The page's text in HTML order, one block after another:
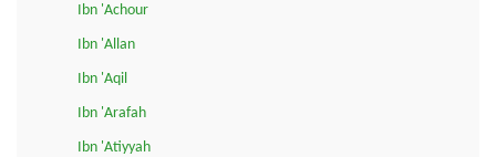
Ibn 'Achour
Ibn 'Allan
Ibn 'Aqil
Ibn 'Arafah
Ibn 'Atiyyah